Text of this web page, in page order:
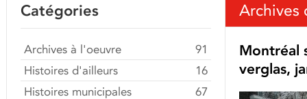
Archives
Montréal
verglas,
Catégories
Archives à l'oeuvre
91
Histoires d'ailleurs
16
Histoires municipales
67